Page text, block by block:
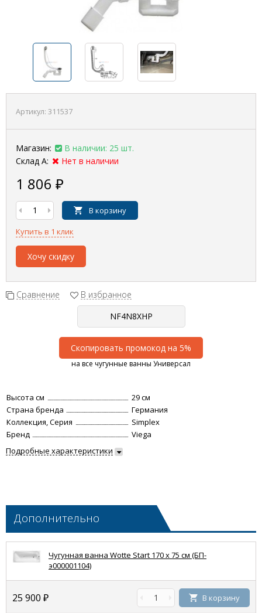
Артикул: 311537
Магазин:
В наличии: 25 шт.
Склад А:
Нет в наличии
1 806 ₽
В корзину
Купить в 1 клик
Хочу скидку
Сравнение В избранное
Скопировать промокод на 5%
на все чугунные ванны Универсал
Высота см
29 см
Страна бренда
Германия
Коллекция, Серия
Simplex
Бренд
Viega
Подробные характеристики
Дополнительно
Чугунная ванна Wotte Start 170 х 75 см (БП-
э000001104)
25 900 ₽ В корзину